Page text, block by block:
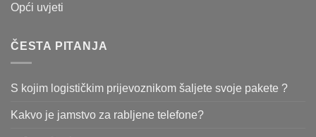
Opći uvjeti
ČESTA PITANJA
S kojim logističkim prijevoznikom šaljete svoje pakete ?
Kakvo je jamstvo za rabljene telefone?